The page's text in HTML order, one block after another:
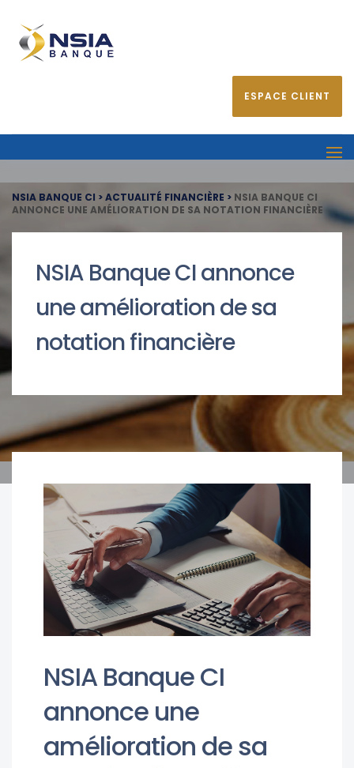
ESPACE CLIENT
NSIA BANQUE CI >ACTUALITÉ FINANCIÈRE > NSIA BANQUE CI
ANNONCE UNE AMÉLIORATION DE SA NOTATION FINANCIÈRE
NSIA Banque CI annonce
une amélioration de sa
notation financière
NSIA Banque CI
annonce une
amélioration de sa